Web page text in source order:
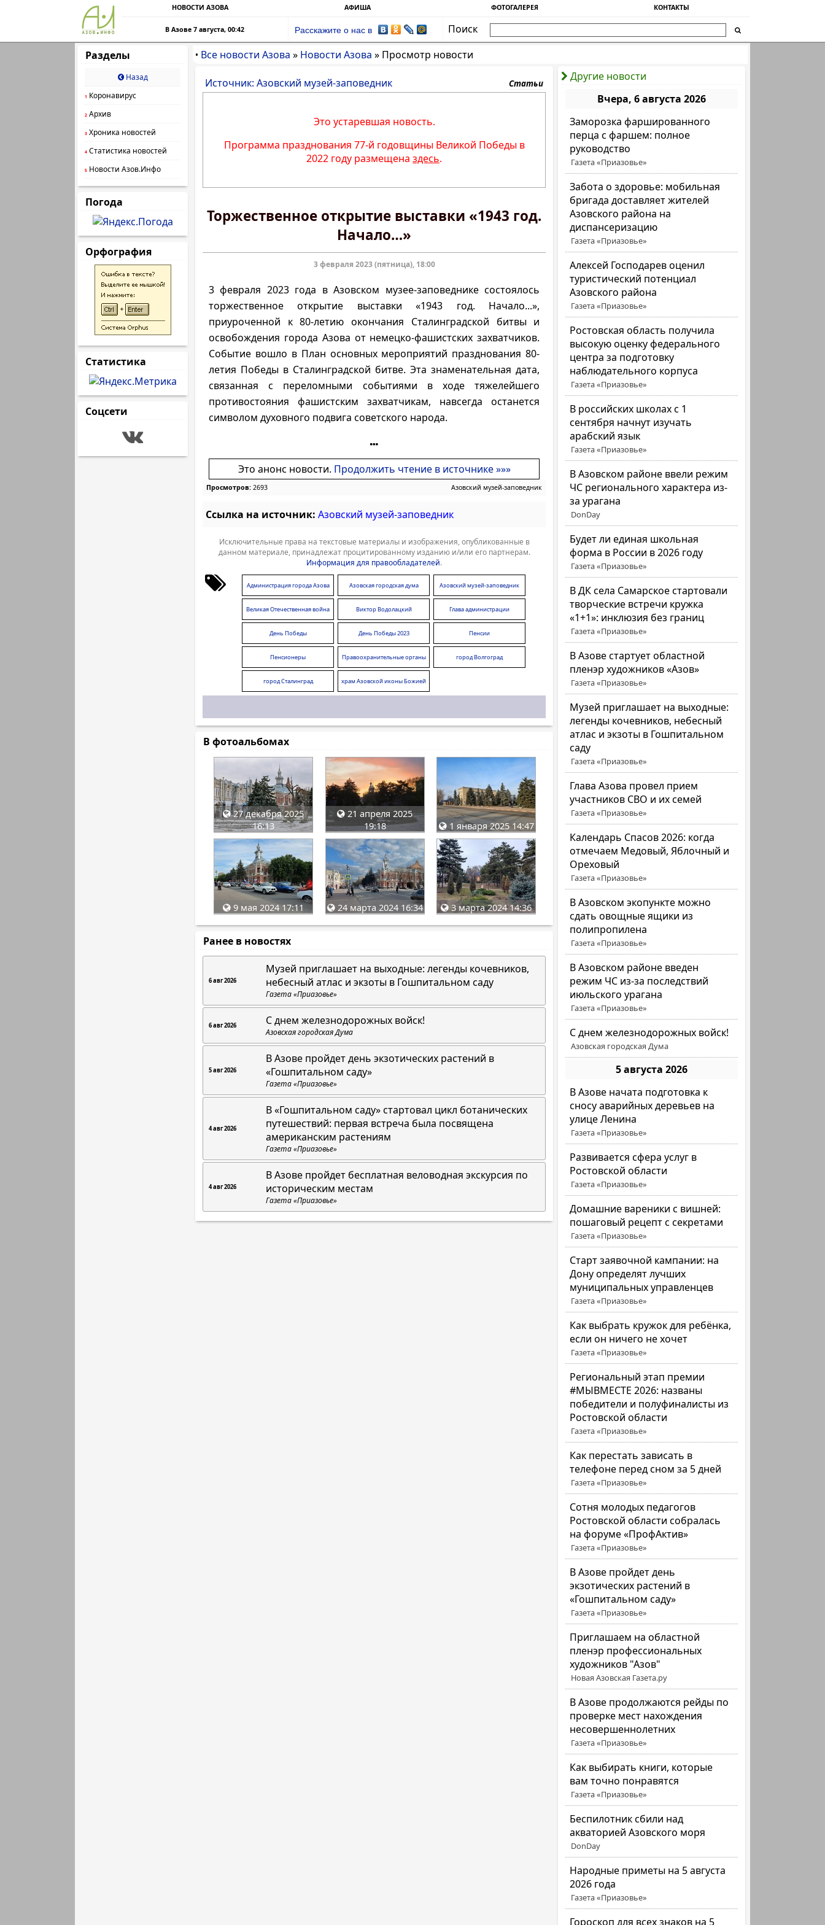
НОВОСТИ АЗОВА АФИША ФОТОГАЛЕРЕЯ КОНТАКТЫ
В Азове 7 августа, 00:42 Расскажите о нас в
Поиск
Разделы
Назад
1 Коронавирус
2 Архив
3 Хроника новостей
4 Статистика новостей
5 Новости Азов.Инфо
Погода
Орфография
Статистика
Соцсети
• Все новости Азова » Новости Азова » Просмотр новости
Другие новости
Вчера, 6 августа 2026
Заморозка фаршированного
перца с фаршем: полное
руководство
Газета «Приазовье»
Забота о здоровье: мобильная
бригада доставляет жителей
Азовского района на
диспансеризацию
Газета «Приазовье»
Алексей Господарев оценил
туристический потенциал
Азовского района
Газета «Приазовье»
Ростовская область получила
высокую оценку федерального
центра за подготовку
наблюдательного корпуса
Газета «Приазовье»
В российских школах с 1
сентября начнут изучать
арабский язык
Газета «Приазовье»
В Азовском районе ввели режим
ЧС регионального характера из-
за урагана
DonDay
Будет ли единая школьная
форма в России в 2026 году
Газета «Приазовье»
В ДК села Самарское стартовали
творческие встречи кружка
«1+1»: инклюзия без границ
Газета «Приазовье»
В Азове стартует областной
пленэр художников «Азов»
Газета «Приазовье»
Музей приглашает на выходные:
легенды кочевников, небесный
атлас и экзоты в Гошпитальном
саду
Газета «Приазовье»
Глава Азова провел прием
участников СВО и их семей
Газета «Приазовье»
Календарь Спасов 2026: когда
отмечаем Медовый, Яблочный и
Ореховый
Газета «Приазовье»
В Азовском экопункте можно
сдать овощные ящики из
полипропилена
Газета «Приазовье»
В Азовском районе введен
режим ЧС из-за последствий
июльского урагана
Газета «Приазовье»
С днем железнодорожных войск!
Азовская городская Дума
5 августа 2026
В Азове начата подготовка к
сносу аварийных деревьев на
улице Ленина
Газета «Приазовье»
Развивается сфера услуг в
Ростовской области
Газета «Приазовье»
Домашние вареники с вишней:
пошаговый рецепт с секретами
Газета «Приазовье»
Старт заявочной кампании: на
Дону определят лучших
муниципальных управленцев
Газета «Приазовье»
Как выбрать кружок для ребёнка,
если он ничего не хочет
Газета «Приазовье»
Региональный этап премии
#МЫВМЕСТЕ 2026: названы
победители и полуфиналисты из
Ростовской области
Газета «Приазовье»
Как перестать зависать в
телефоне перед сном за 5 дней
Газета «Приазовье»
Сотня молодых педагогов
Ростовской области собралась
на форуме «ПрофАктив»
Газета «Приазовье»
В Азове пройдет день
экзотических растений в
«Гошпитальном саду»
Газета «Приазовье»
Приглашаем на областной
пленэр профессиональных
художников "Азов"
Новая Азовская Газета.ру
В Азове продолжаются рейды по
проверке мест нахождения
несовершеннолетних
Газета «Приазовье»
Как выбирать книги, которые
вам точно понравятся
Газета «Приазовье»
Беспилотник сбили над
акваторией Азовского моря
DonDay
Народные приметы на 5 августа
2026 года
Газета «Приазовье»
Гороскоп для всех знаков на 5
Источник: Азовский музей-заповедник Статьи
Это устаревшая новость.
Программа празднования 77-й годовщины Великой Победы в
2022 году размещеназдесь.
Торжественное открытие выставки «1943 год.
Начало…»
3 февраля 2023 (пятница), 18:00
3 февраля 2023 года в Азовском музее-заповеднике состоялось
торжественное открытие выставки «1943 год. Начало...»,
приуроченной к 80-летию окончания Сталинградской битвы и
освобождения города Азова от немецко-фашистских захватчиков.
Событие вошло в План основных мероприятий празднования 80-
летия Победы в Сталинградской битве. Эта знаменательная дата,
связанная с переломными событиями в ходе тяжелейшего
противостояния фашистским захватчикам, навсегда останется
символом духовного подвига советского народа.
Это анонс новости. Продолжить чтение в источнике »»»
Просмотров: 2693 Азовский музей-заповедник
Ссылка на источник: Азовский музей-заповедник
Исключительные права на текстовые материалы и изображения, опубликованные в
данном материале, принадлежат процитированному изданию и/или его партнерам.
Информация для правообладателей.
Администрация города Азова Азовская городская дума Азовский музей-заповедник
Великая Отечественная война Виктор Водолацкий Глава администрации
День Победы День Победы 2023 Пенсии
Пенсионеры Правоохранительные органы город Волгоград
город Сталинград
храм Азовской иконы Божией
Матери
В фотоальбомах
27 декабря 2025
16:13
21 апреля 2025
19:18
1 января 2025 14:47
9 мая 2024 17:11 24 марта 2024 16:34 3 марта 2024 14:36
Ранее в новостях
6 авг 2026
Музей приглашает на выходные: легенды кочевников,
небесный атлас и экзоты в Гошпитальном саду
Газета «Приазовье»
6 авг 2026 С днем железнодорожных войск!
Азовская городская Дума
5 авг 2026
В Азове пройдет день экзотических растений в
«Гошпитальном саду»
Газета «Приазовье»
4 авг 2026
В «Гошпитальном саду» стартовал цикл ботанических
путешествий: первая встреча была посвящена
американским растениям
Газета «Приазовье»
4 авг 2026
В Азове пройдет бесплатная веловодная экскурсия по
историческим местам
Газета «Приазовье»